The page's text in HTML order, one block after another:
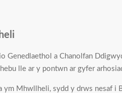
Genedlaethol a Chanolfan
lle ar y pontwn ar gyfer
ym Mhwllheli, sydd y drws nesaf